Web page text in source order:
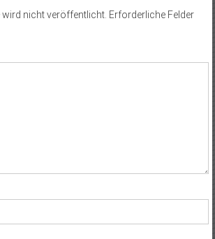
wird nicht veröffentlicht. Erforderliche Felder